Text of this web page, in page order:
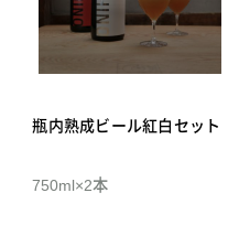
瓶内熟成ビール紅白セット
750ml×2本